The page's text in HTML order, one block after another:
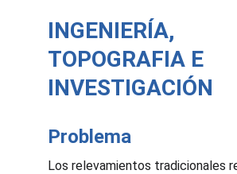
INGENIERÍA,
TOPOGRAFIA E
INVESTIGACIÓN
Los relevamientos tradicionales
Problema